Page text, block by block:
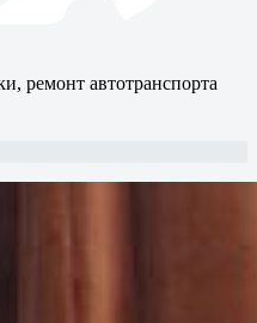
ремонт автотранспорта